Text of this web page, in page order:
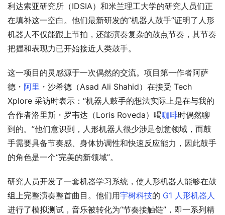
利达索亚研究所（IDSIA）和米兰理工大学的研究人员们正
在填补这一空白。他们最新研发的“机器人鼓手”证明了人形
机器人不仅能跟上节拍，还能演奏复杂的鼓点节奏，其节奏
把握和表现力已开始接近人类鼓手。
这一项目的灵感源于一次偶然的交流。项目第一作者阿萨
德・ 阿里 ・沙希德（Asad Ali Shahid）在接受 Tech
Xplore 采访时表示：“机器人鼓手的想法实际上是在与我的
合作者洛里斯・罗韦达（Loris Roveda）喝咖啡时偶然聊
到的。”他们意识到，人形机器人很少涉足创意领域，而鼓
手需要具备节奏感、身体协调性和快速反应能力，因此鼓手
的角色是一个“完美的新领域”。
研究人员开发了一套机器学习系统，使人形机器人能够在鼓
组上完整演奏整首曲目。他们用宇树科技的 G1 人形机器人
进行了模拟测试，音乐被转化为“节奏接触链”，即一系列精